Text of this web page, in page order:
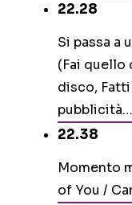
22.28
Si passa a
(Fai quello
disco,
pubblicità…
22.38
Momento
of You /